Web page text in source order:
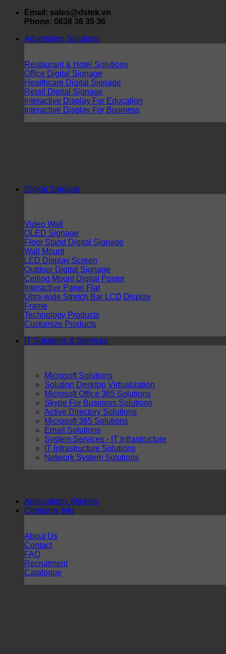
Skip
Email: sales@dstek.vn
Phone: 0838 36 35 36
Advertising Solutions
Restaurant & Hotel Solutions
Office Digital Signage
Healthcare Digital Signage
Retail Digital Signage
Interactive Display For Education
Interactive Display For Business
Digital Signage
Video Wall
OLED Signage
Floor Stand Digital Signage
Wall Mount
LED Display Screen
Outdoor Digital Signage
Ceiling Mount Digital Poster
Interactive Panel Flat
Ultra-wide Stretch Bar LCD Display
Frame
Technology Products
Customize Products
IT Solutions & Services
Microsoft Solutions
Solution Desktop Virtualization
Microsoft Office 365 Solutions
Skype For Business Solutions
Active Directory Solutions
Microsoft 365 Solutions
Email Solutions
System Services - IT Infrastructure
IT Infrastructure Solutions
Network System Solutions
Applications Markets
Company Info
About Us
Contact
FAQ
Recruitment
Catalogue